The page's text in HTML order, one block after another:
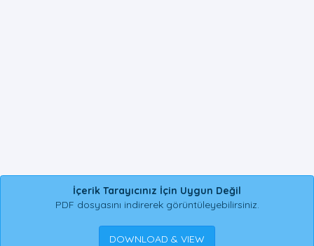
İçerik Tarayıcınız İçin Uygun Değil
PDF dosyasını indirerek görüntüleyebilirsiniz.
DOWNLOAD & VIEW